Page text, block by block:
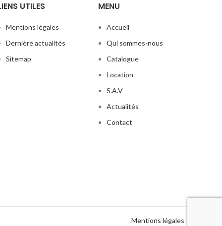
UTILES
Mentions légales
Dernière actualités
Sitemap
MENU
Accueil
Qui sommes-nous
Catalogue
Location
S.A.V
Actualités
Contact
Mentions légales